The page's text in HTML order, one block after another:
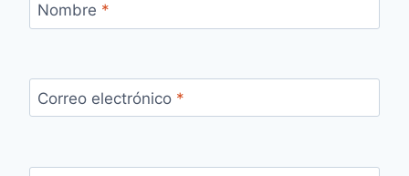
Nombre *
Correo electrónico *